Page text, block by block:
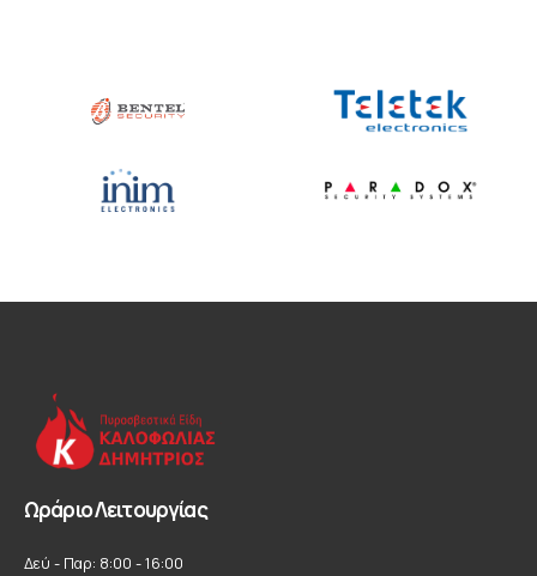
Ωράριο Λειτουργίας
Δεύ - Παρ: 8:00 - 16:00